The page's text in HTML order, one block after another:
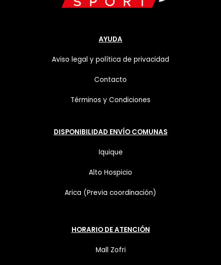
AYUDA
Aviso legal y política de privacidad
Contacto
Términos y Condiciones
DISPONIBILIDAD ENVÍO COMUNAS
Iquique
Alto Hospicio
Arica (Previa coordinación)
HORARIO DE ATENCIÓN
Mall Zofri